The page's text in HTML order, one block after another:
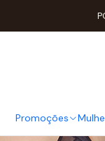
Promoções